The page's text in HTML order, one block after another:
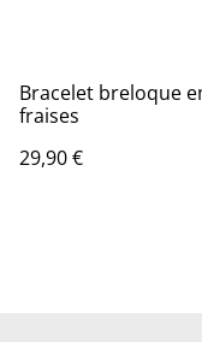
Bracelet breloque
fraises
29,90 €